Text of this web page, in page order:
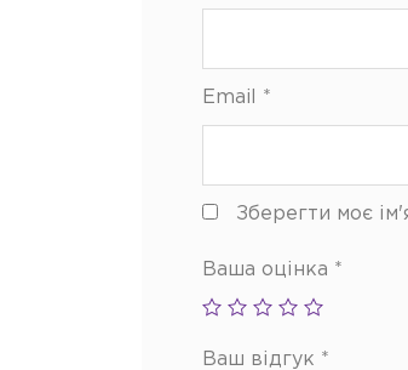
Email *
Зберегти моє
Ваша оцінка *
Ваш відгук *